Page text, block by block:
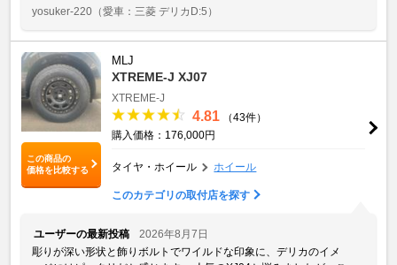
yosuker-220 （愛車：三菱 デリカD:5）
この商品の
価格を比較する
MLJ
XTREME-J XJ07
XTREME-J
4.81
（43件）
購入価格：176,000円
タイヤ・ホイール ホイール
このカテゴリの取付店を探す
ユーザーの最新投稿
2026年8月7日
彫りが深い形状と飾りボルトでワイルドな印象に、デリカのイメ